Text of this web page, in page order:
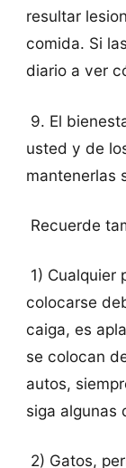
resultar
comida. Si
diario a ver
9. El
usted y de
mantenerlas
Recuerde
1) Cualquier
colocarse
caiga, es
se colocan
autos,
siga algunas
2) Gatos,